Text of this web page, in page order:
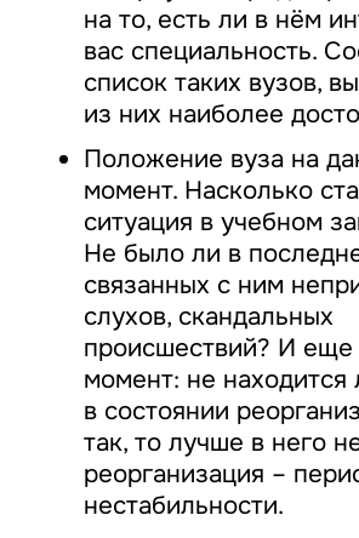
на то, есть ли в нём
вас специальность.
список таких вузов,
из них наиболее
Положение вуза на
момент. Насколько
ситуация в учебном
Не было ли в
связанных с ним
слухов, скандальных
происшествий? И
момент: не находится
в состоянии
так, то лучше в него
реорганизация –
нестабильности.